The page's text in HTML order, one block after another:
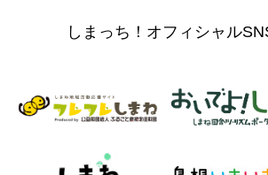
しまっち！オフィシャル